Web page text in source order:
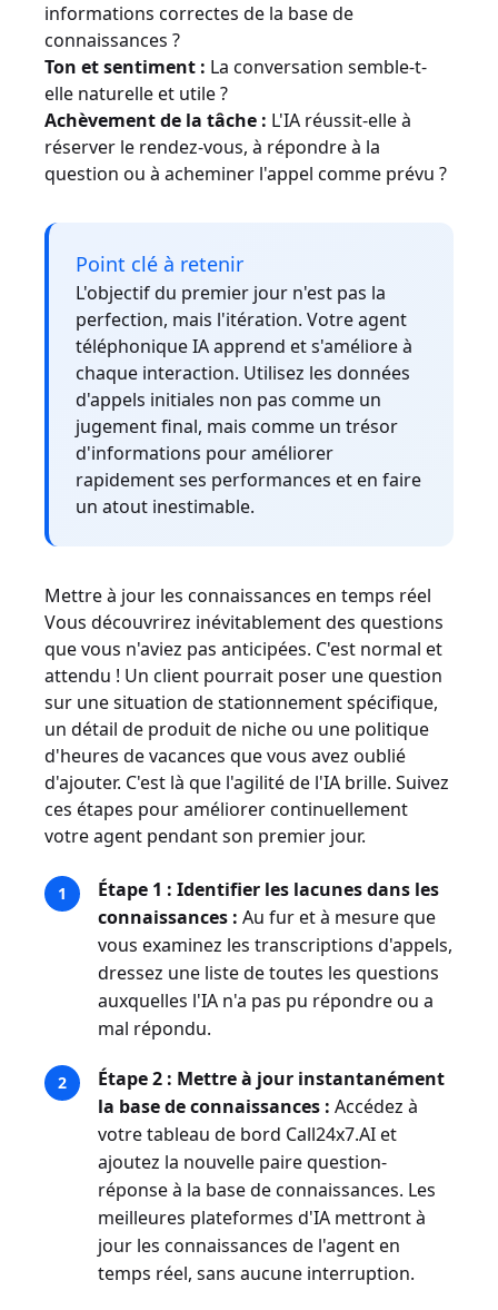
informations correctes de la base de
connaissances ?
Ton et sentiment : La conversation semble-t-
elle naturelle et utile ?
Achèvement de la tâche : L'IA réussit-elle à
réserver le rendez-vous, à répondre à la
question ou à acheminer l'appel comme prévu ?
Point clé à retenir
L'objectif du premier jour n'est pas la
perfection, mais l'itération. Votre agent
téléphonique IA apprend et s'améliore à
chaque interaction. Utilisez les données
d'appels initiales non pas comme un
jugement final, mais comme un trésor
d'informations pour améliorer
rapidement ses performances et en faire
un atout inestimable.
Mettre à jour les connaissances en temps réel
Vous découvrirez inévitablement des questions
que vous n'aviez pas anticipées. C'est normal et
attendu ! Un client pourrait poser une question
sur une situation de stationnement spécifique,
un détail de produit de niche ou une politique
d'heures de vacances que vous avez oublié
d'ajouter. C'est là que l'agilité de l'IA brille. Suivez
ces étapes pour améliorer continuellement
votre agent pendant son premier jour.
Étape 1 : Identifier les lacunes dans les
connaissances : Au fur et à mesure que
vous examinez les transcriptions d'appels,
dressez une liste de toutes les questions
auxquelles l'IA n'a pas pu répondre ou a
mal répondu.
Étape 2 : Mettre à jour instantanément
la base de connaissances : Accédez à
votre tableau de bord Call24x7.AI et
ajoutez la nouvelle paire question-
réponse à la base de connaissances. Les
meilleures plateformes d'IA mettront à
jour les connaissances de l'agent en
temps réel, sans aucune interruption.